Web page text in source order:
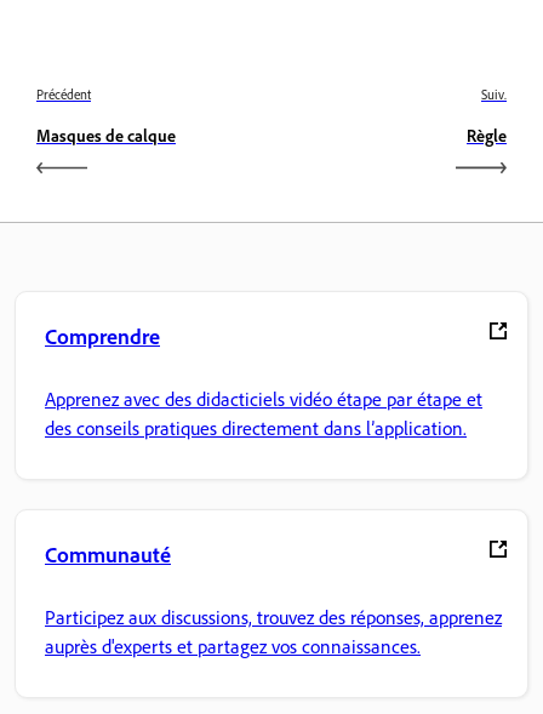
Précédent
Masques de calque
Suiv.
Règle
Comprendre
Apprenez avec des didacticiels vidéo étape par étape et
des conseils pratiques directement dans l’application.
Communauté
Participez aux discussions, trouvez des réponses, apprenez
auprès d'experts et partagez vos connaissances.